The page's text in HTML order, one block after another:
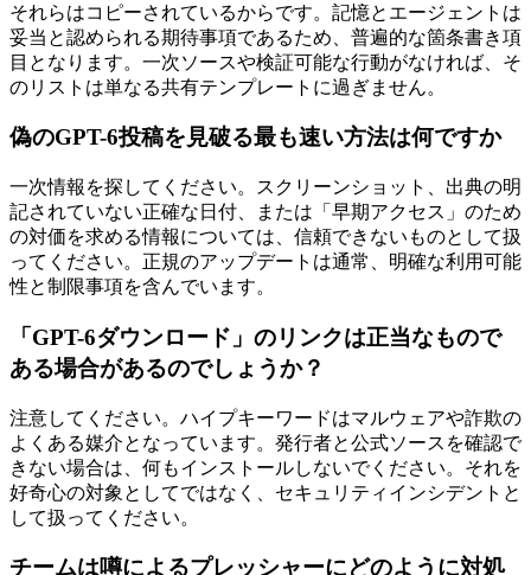
それらはコピーされているからです。記憶とエージェントは
妥当と認められる期待事項であるため、普遍的な箇条書き項
目となります。一次ソースや検証可能な行動がなければ、そ
のリストは単なる共有テンプレートに過ぎません。
偽のGPT-6投稿を見破る最も速い方法は何ですか
一次情報を探してください。スクリーンショット、出典の明
記されていない正確な日付、または「早期アクセス」のため
の対価を求める情報については、信頼できないものとして扱
ってください。正規のアップデートは通常、明確な利用可能
性と制限事項を含んでいます。
「GPT-6ダウンロード」のリンクは正当なもので
ある場合があるのでしょうか？
注意してください。ハイプキーワードはマルウェアや詐欺の
よくある媒介となっています。発行者と公式ソースを確認で
きない場合は、何もインストールしないでください。それを
好奇心の対象としてではなく、セキュリティインシデントと
して扱ってください。
チームは噂によるプレッシャーにどのように対処